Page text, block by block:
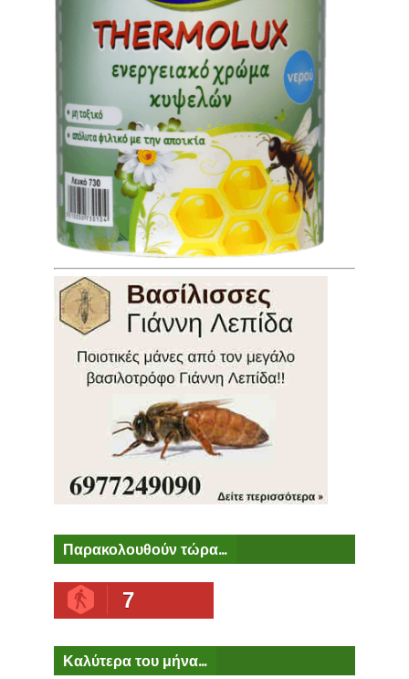
Παρακολουθούν τώρα...
7
Καλύτερα του μήνα...